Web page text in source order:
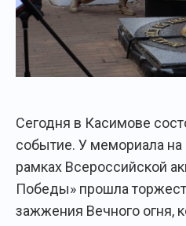
Сегодня в Касимове
событие. У мемориала
рамках Всероссийской
Победы» прошла
зажжения Вечного огня,